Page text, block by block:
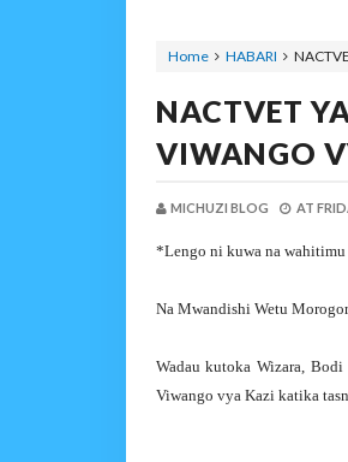
Home HABARI
NACTVET
VIWANGO
MICHUZI BLOG AT
*Lengo ni kuwa na
Na Mwandishi Wetu
Wadau kutoka Wizara,
Viwango vya Kazi katika